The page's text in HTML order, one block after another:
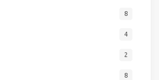
8
4
2
8